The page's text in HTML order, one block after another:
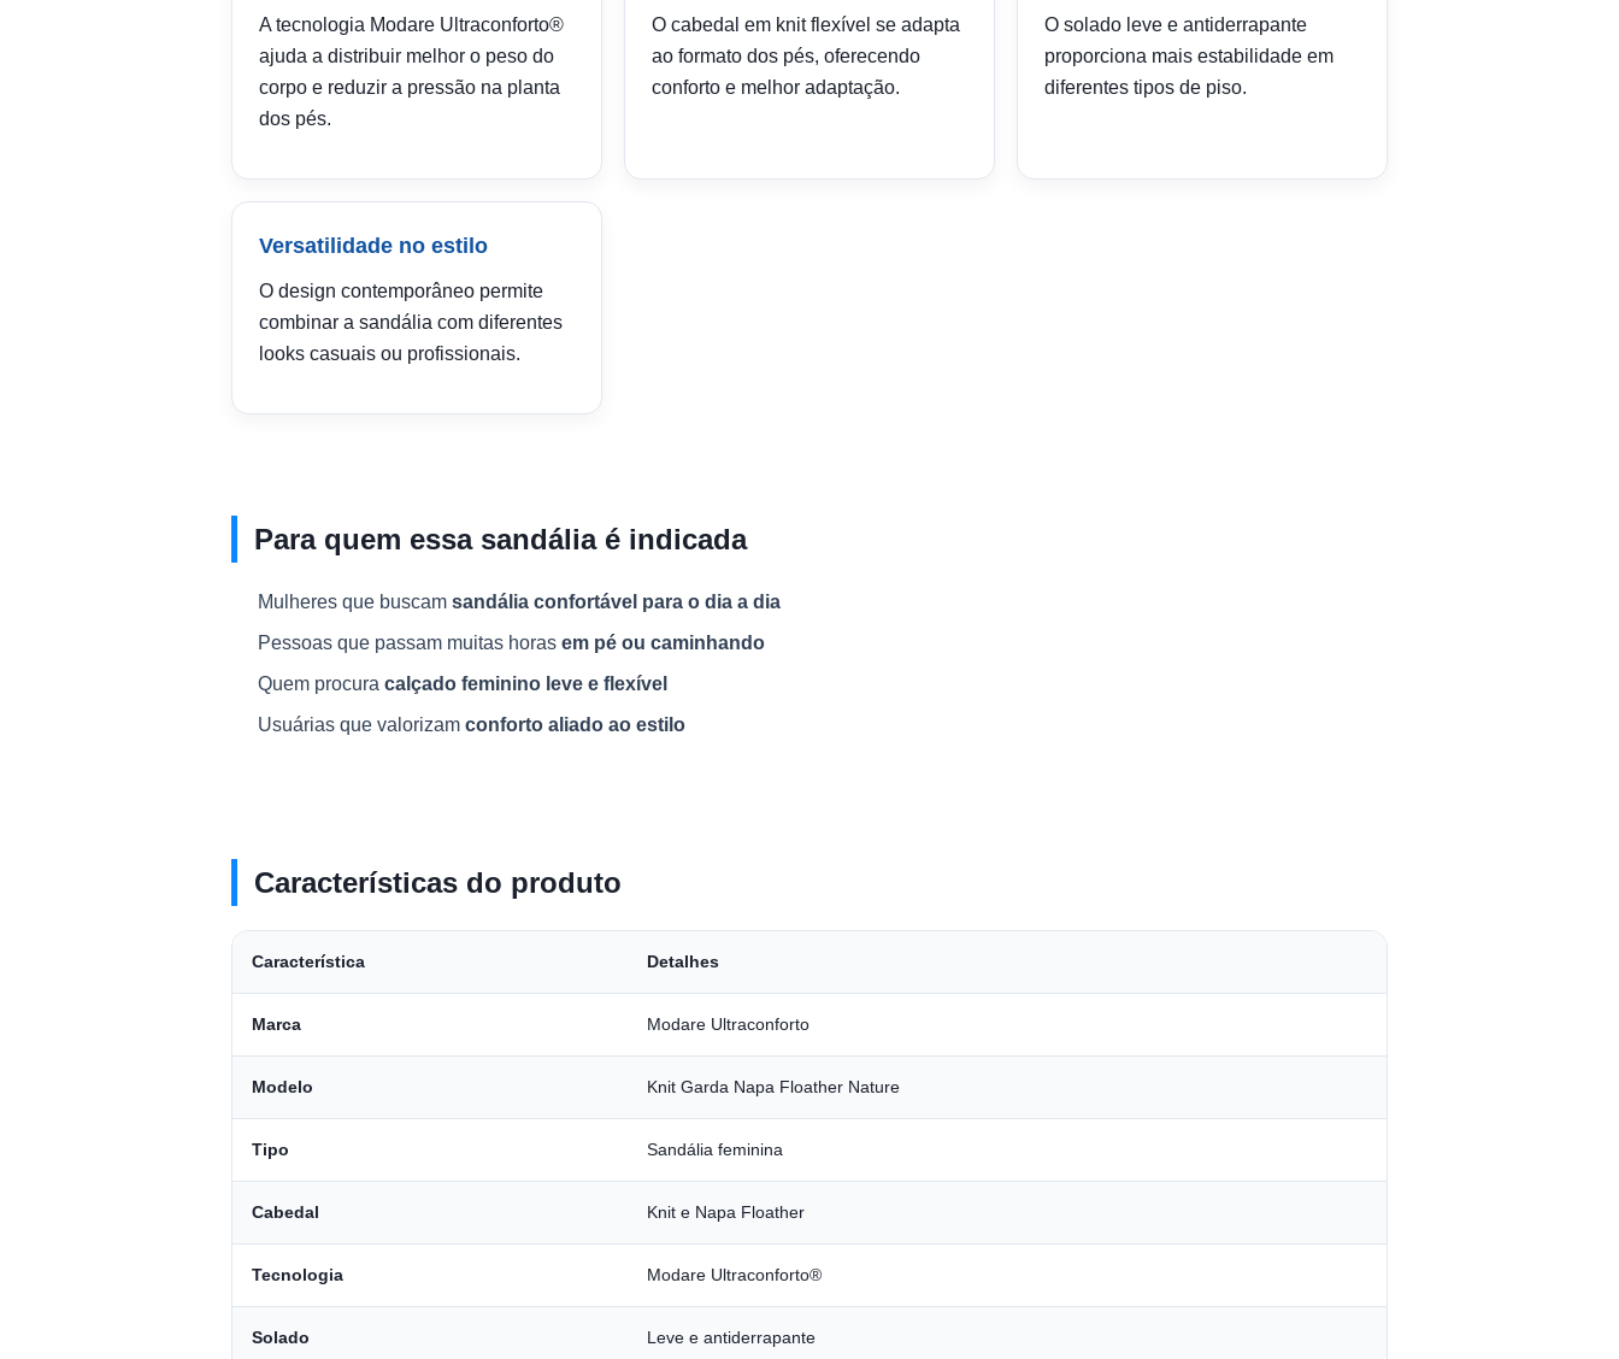
A tecnologia Modare Ultraconforto®
ajuda a distribuir melhor o peso do
corpo e reduzir a pressão na planta
dos pés.
O cabedal em knit flexível se adapta
ao formato dos pés, oferecendo
conforto e melhor adaptação.
O solado leve e antiderrapante
proporciona mais estabilidade em
diferentes tipos de piso.
Versatilidade no estilo
O design contemporâneo permite
combinar a sandália com diferentes
looks casuais ou profissionais.
Para quem essa sandália é indicada
Mulheres que buscam sandália confortável para o dia a dia
Pessoas que passam muitas horas em pé ou caminhando
Quem procura calçado feminino leve e flexível
Usuárias que valorizam conforto aliado ao estilo
Características do produto
Característica Detalhes
Marca Modare Ultraconforto
Modelo Knit Garda Napa Floather Nature
Tipo Sandália feminina
Cabedal Knit e Napa Floather
Tecnologia Modare Ultraconforto®
Solado Leve e antiderrapante